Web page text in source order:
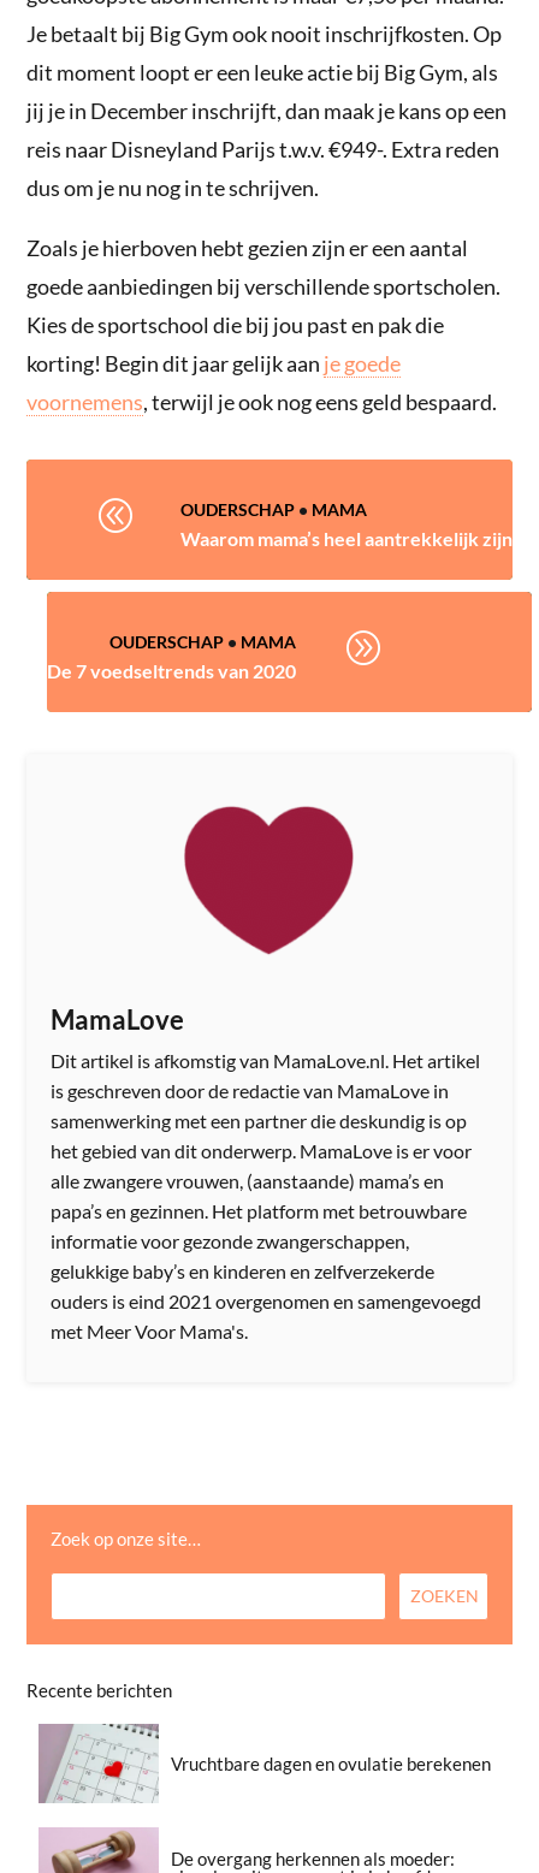
Je betaalt bij Big Gym ook nooit inschrijfkosten. Op
dit moment loopt er een leuke actie bij Big Gym, als
jij je in December inschrijft, dan maak je kans op een
reis naar Disneyland Parijs t.w.v. €949-. Extra reden
dus om je nu nog in te schrijven.
Zoals je hierboven hebt gezien zijn er een aantal
goede aanbiedingen bij verschillende sportscholen.
Kies de sportschool die bij jou past en pak die
korting! Begin dit jaar gelijk aan je goede
voornemens, terwijl je ook nog eens geld bespaard.
@ OUDERSCHAP• MAMA
Waarom mama’s heel aantrekkelijk zijn
OUDERSCHAP• MAMA
De 7 voedseltrends van 2020
A
MamaLove
Dit artikel is afkomstig van MamaLove.nl. Het artikel
is geschreven door de redactie van MamaLove in
samenwerking met een partner die deskundig is op
het gebied van dit onderwerp. MamaLove is er voor
alle zwangere vrouwen, (aanstaande) mama’s en
papa’s en gezinnen. Het platform met betrouwbare
informatie voor gezonde zwangerschappen,
gelukkige baby’s en kinderen en zelfverzekerde
ouders is eind 2021 overgenomen en samengevoegd
met Meer Voor Mama's.
Zoek op onze site…
Recente berichten
Vruchtbare dagen en ovulatie berekenen
De overgang herkennen als moeder: